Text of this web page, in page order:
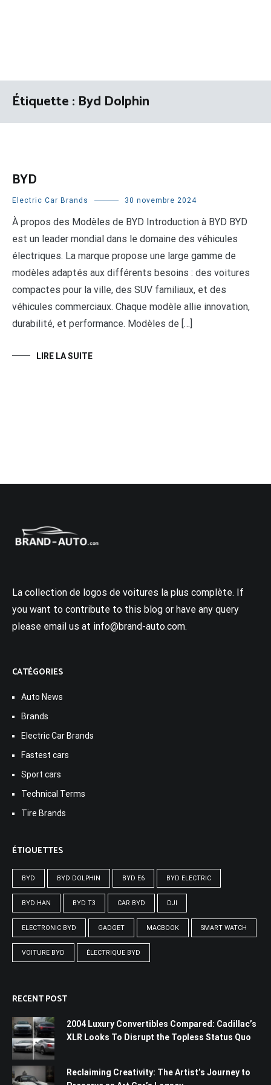
Étiquette : Byd Dolphin
BYD
Electric Car Brands 30 novembre 2024
À propos des Modèles de BYD Introduction à BYD BYD
est un leader mondial dans le domaine des véhicules
électriques. La marque propose une large gamme de
modèles adaptés aux différents besoins : des voitures
compactes pour la ville, des SUV familiaux, et des
véhicules commerciaux. Chaque modèle allie innovation,
durabilité, et performance. Modèles de […]
LIRE LA SUITE
La collection de logos de voitures la plus complète. If
you want to contribute to this blog or have any query
please email us at info@brand-auto.com.
CATÉGORIES
Auto News
Brands
Electric Car Brands
Fastest cars
Sport cars
Technical Terms
Tire Brands
ÉTIQUETTES
BYD BYD DOLPHIN BYD E6 BYD ELECTRIC
BYD HAN BYD T3 CAR BYD DJI
ELECTRONIC BYD GADGET MACBOOK SMART WATCH
VOITURE BYD ÉLECTRIQUE BYD
RECENT POST
2004 Luxury Convertibles Compared: Cadillac’s
XLR Looks To Disrupt the Topless Status Quo
Reclaiming Creativity: The Artist’s Journey to